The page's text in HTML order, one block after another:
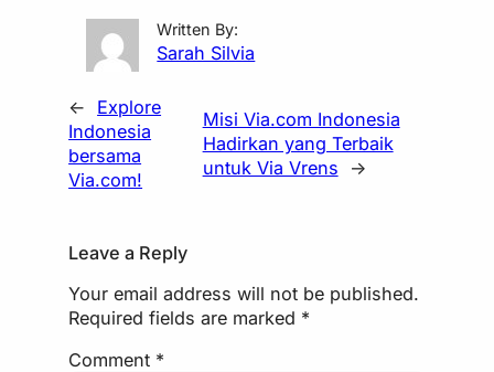
Written By:
Sarah Silvia
←
Explore
Indonesia
bersama
Via.com!
Misi Via.com Indonesia
Hadirkan yang Terbaik
untuk Via Vrens
→
Leave a Reply
Your email address will not be published.
Required fields are marked *
Comment *